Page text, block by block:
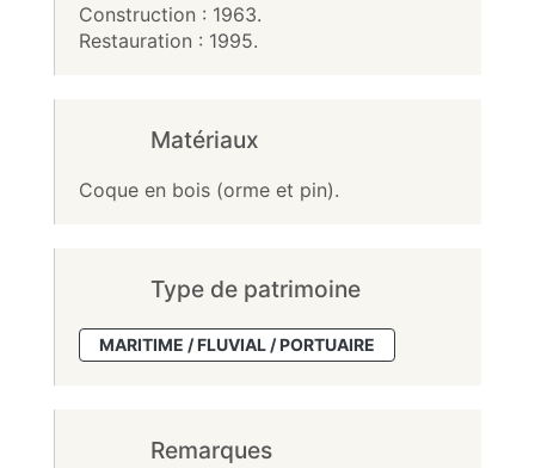
Construction : 1963.
Restauration : 1995.
Matériaux
Coque en bois (orme et pin).
Type de patrimoine
MARITIME / FLUVIAL / PORTUAIRE
Remarques